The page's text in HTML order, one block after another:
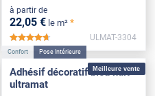
à partir de
22,05 € le m² *
*****
ULMAT-3304
Meilleure vente
Confort Pose Intérieure
Adhésif décoratif bleu nuit
ultramat